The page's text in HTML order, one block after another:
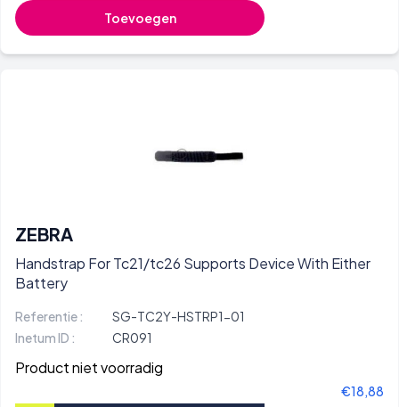
Toevoegen
ZEBRA
Handstrap For Tc21/tc26 Supports Device With Either
Battery
Referentie :
SG-TC2Y-HSTRP1-01
Inetum ID :
CR091
Product niet voorradig
€18,88